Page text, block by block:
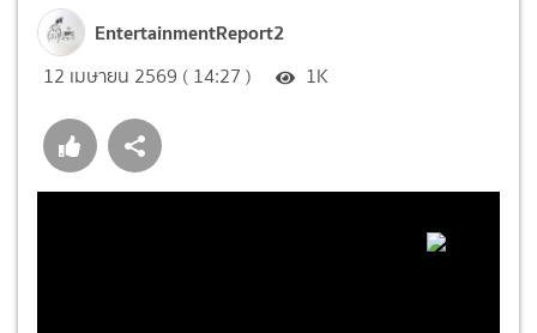
EntertainmentReport2
12 เมษายน 2569 ( 14:27 ) 1K